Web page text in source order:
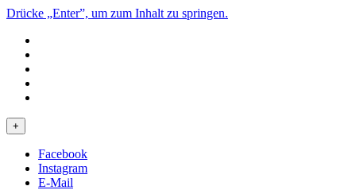
Drücke „Enter”, um zum Inhalt zu springen.
Menü
öffnen
+
Facebook
Instagram
E-Mail